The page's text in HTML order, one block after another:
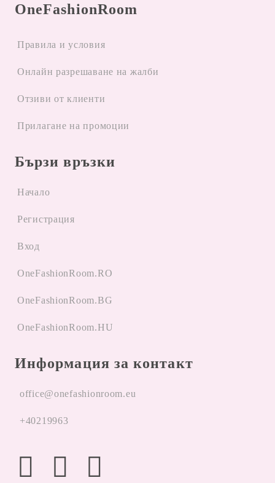
OneFashionRoom
Правила и условия
Oнлайн разрешаване на жалби
Отзиви от клиенти
Прилагане на промоции
Бързи връзки
Начало
Регистрация
Вход
OneFashionRoom.RO
OneFashionRoom.BG
OneFashionRoom.HU
Информация за контакт
office@onefashionroom.eu
+40219963